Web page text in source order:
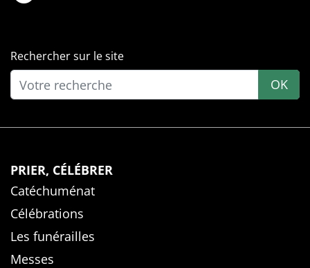
Rechercher sur le site
OK
PRIER, CÉLÉBRER
Catéchuménat
Célébrations
Les funérailles
Messes